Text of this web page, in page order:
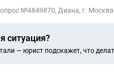
№4849870, Диана, г. Москва
ситуация?
— юрист подскажет, что